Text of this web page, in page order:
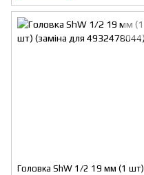
Головка ShW 1/2 19 мм (1 шт)